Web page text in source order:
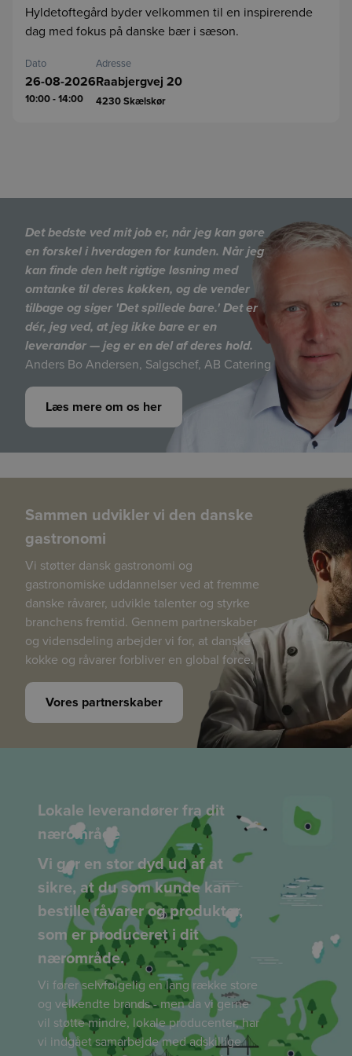
Hyldetoftegård byder velkommen til en inspirerende
dag med fokus på danske bær i sæson.
Dato
26-08-2026
10:00 - 14:00
Adresse
Raabjergvej 20
4230Skælskør
Det bedste ved mit job er, når jeg kan gøre
en forskel i hverdagen for kunden. Når jeg
kan finde den helt rigtige løsning med
omtanke til deres køkken, og de vender
tilbage og siger 'Det spillede bare.' Det er
dér, jeg ved, at jeg ikke bare er en
leverandør — jeg er en del af deres hold.
Anders Bo Andersen, Salgschef, AB Catering
Læs mere om os her
Sammen udvikler vi den danske
gastronomi
Vi støtter dansk gastronomi og
gastronomiske uddannelser ved at fremme
danske råvarer, udvikle talenter og styrke
branchens fremtid. Gennem partnerskaber
og vidensdeling arbejder vi for, at danske
kokke og råvarer forbliver en global force.
Vores partnerskaber
Lokale leverandører fra dit
nærområde
Vi gør en stor dyd ud af at
sikre, at du som kunde kan
bestille råvarer og produkter,
som er produceret i dit
nærområde.
Vi fører selvfølgelig en lang række store
og velkendte brands - men da vi gerne
vil støtte mindre, lokale producenter, har
vi indgået samarbejde med adskillige